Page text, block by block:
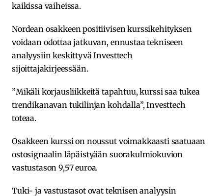
kaikissa vaiheissa.
Nordean osakkeen positiivisen kurssikehityksen
voidaan odottaa jatkuvan, ennustaa tekniseen
analyysiin keskittyvä Investtech
sijoittajakirjeessään.
”Mikäli korjausliikkeitä tapahtuu, kurssi saa tukea
trendikanavan tukilinjan kohdalla”, Investtech
toteaa.
Osakkeen kurssi on noussut voimakkaasti saatuaan
ostosignaalin läpäistyään suorakulmiokuvion
vastustason 9,57 euroa.
Tuki- ja vastustasot ovat teknisen analyysin